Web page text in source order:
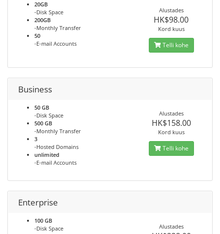
20GB
-Disk Space
200GB
-Monthly Transfer
50
-E-mail Accounts
Alustades
HK$98.00
Kord kuus
Telli kohe
Business
50 GB
-Disk Space
500 GB
-Monthly Transfer
3
-Hosted Domains
unlimited
-E-mail Accounts
Alustades
HK$158.00
Kord kuus
Telli kohe
Enterprise
100 GB
-Disk Space
Alustades